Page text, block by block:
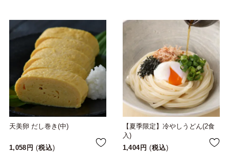
天美卵 だし巻き(中)
1,058 税込
【夏季限定】冷やしうどん(2食
入)
1,404
税込